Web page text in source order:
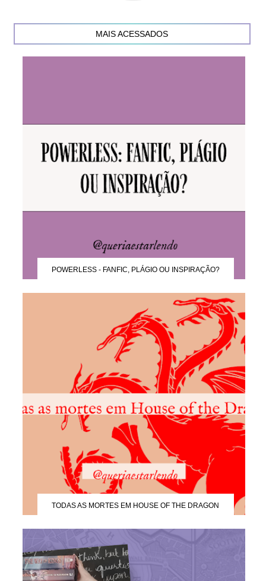
MAIS ACESSADOS
POWERLESS - FANFIC, PLÁGIO OU INSPIRAÇÃO?
TODAS AS MORTES EM HOUSE OF THE DRAGON